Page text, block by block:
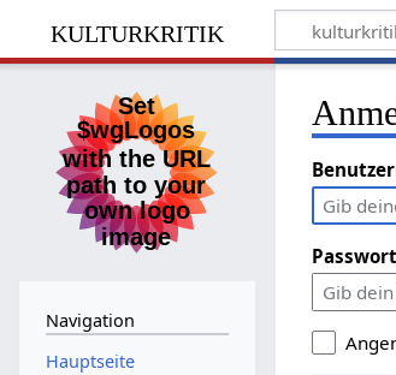
kulturkritik
Passwort
Navigation
Hauptseite